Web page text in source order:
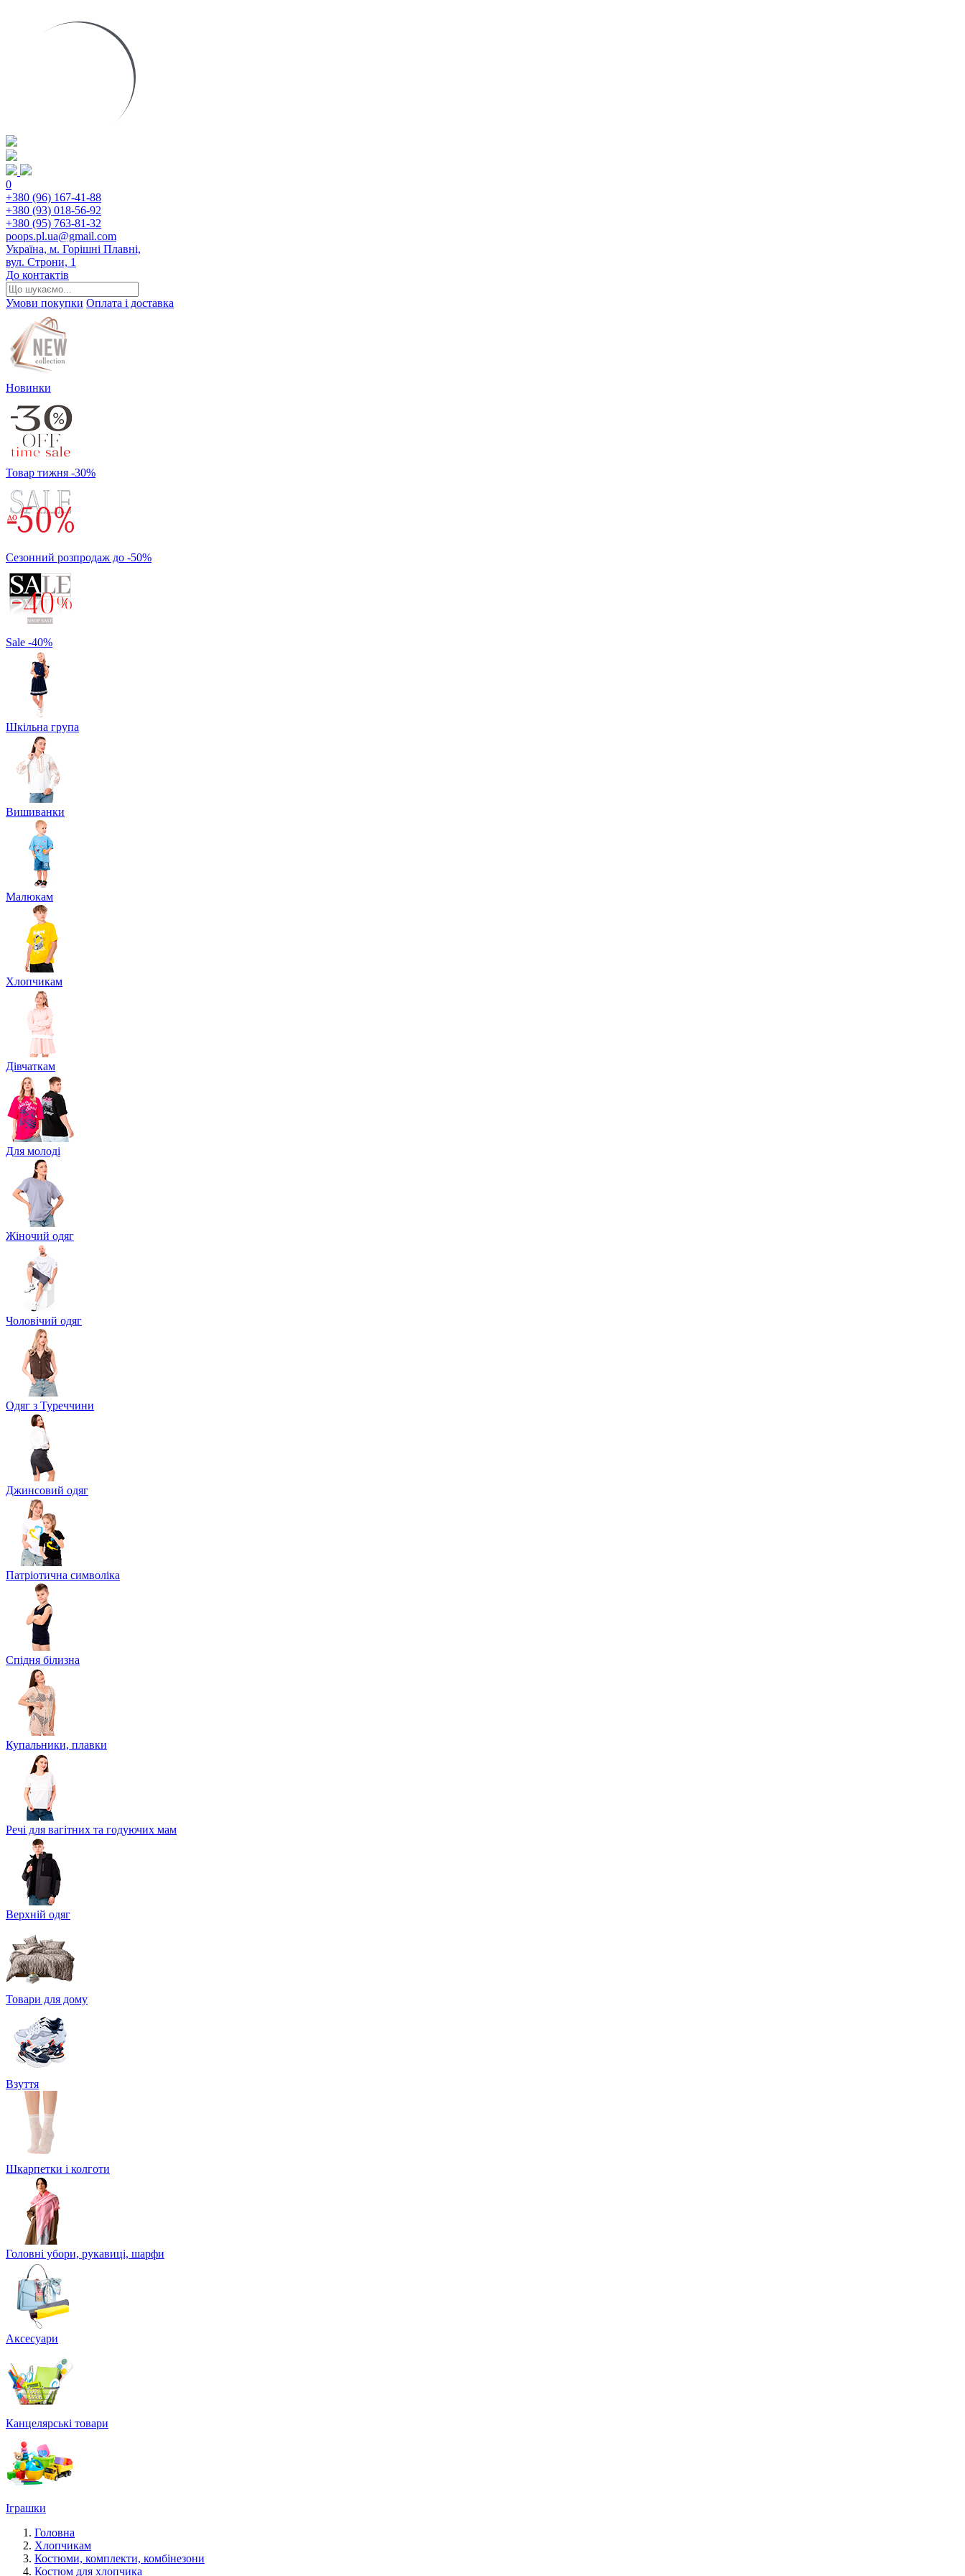
0
+380 (96) 167-41-88
+380 (93) 018-56-92
+380 (95) 763-81-32
poops.pl.ua@gmail.com
Україна, м. Горішні Плавні,
вул. Строни, 1
До контактів
Умови покупки Оплата і доставка
Новинки
Товар тижня -30%
Сезонний розпродаж до -50%
Sale -40%
Шкільна група
Вишиванки
Малюкам
Хлопчикам
Дівчаткам
Для молоді
Жіночий одяг
Чоловічий одяг
Одяг з Туреччини
Джинсовий одяг
Патріотична символіка
Спідня білизна
Купальники, плавки
Речі для вагітних та годуючих мам
Верхній одяг
Товари для дому
Взуття
Шкарпетки і колготи
Головні убори, рукавиці, шарфи
Аксесуари
Канцелярські товари
Іграшки
Головна
Хлопчикам
Костюми, комплекти, комбінезони
Костюм для хлопчика